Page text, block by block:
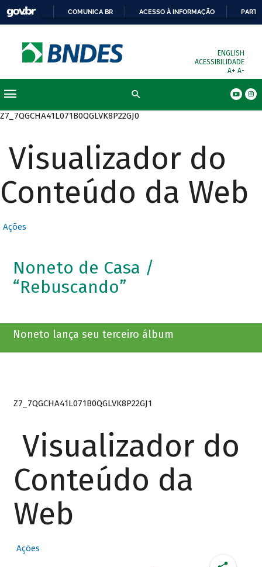
COMUNICA BR ACESSO À INFORMAÇÃO
ENGLISH
ACESSIBILIDADE
A+ A-
Z7_7QGCHA41L071B0QGLVK8P22GJ0
Visualizador do
Conteúdo da Web
Ações
Noneto de Casa /
“Rebuscando”
Noneto lança seu terceiro álbum
Z7_7QGCHA41L071B0QGLVK8P22GJ1
Visualizador do
Conteúdo da
Web
Ações